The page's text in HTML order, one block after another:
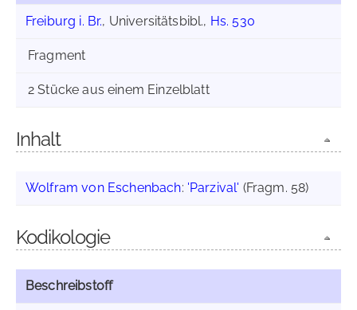
Freiburg i. Br., Universitätsbibl., Hs. 530
Fragment
2 Stücke aus einem Einzelblatt
Inhalt
Wolfram von Eschenbach: 'Parzival' (Fragm. 58)
Kodikologie
Beschreibstoff